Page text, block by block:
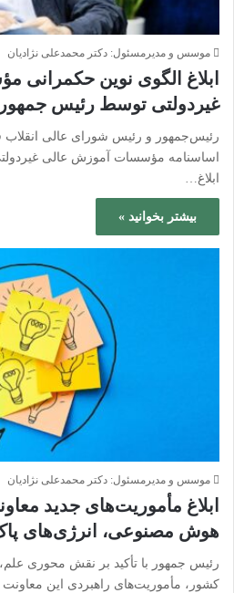
موسس و مدیرمسئول: دکتر محمدعلی نژادیان
ابلاغ الگوی نوین
غیردولتی توسط رئیس جمهور
رئیس‌جمهور و رئیس شورای عالی انقلاب
اساسنامه مؤسسات آموزش عالی غیردولتی
ابلاغ…
بیشتر بخوانید »
موسس و مدیرمسئول: دکتر محمدعلی نژادیان
ابلاغ مأموریت‌های جدید
هوش مصنوعی، انرژی‌های
رئیس جمهور با تأکید بر نقش محوری علم،
کشور، مأموریت‌های راهبردی این